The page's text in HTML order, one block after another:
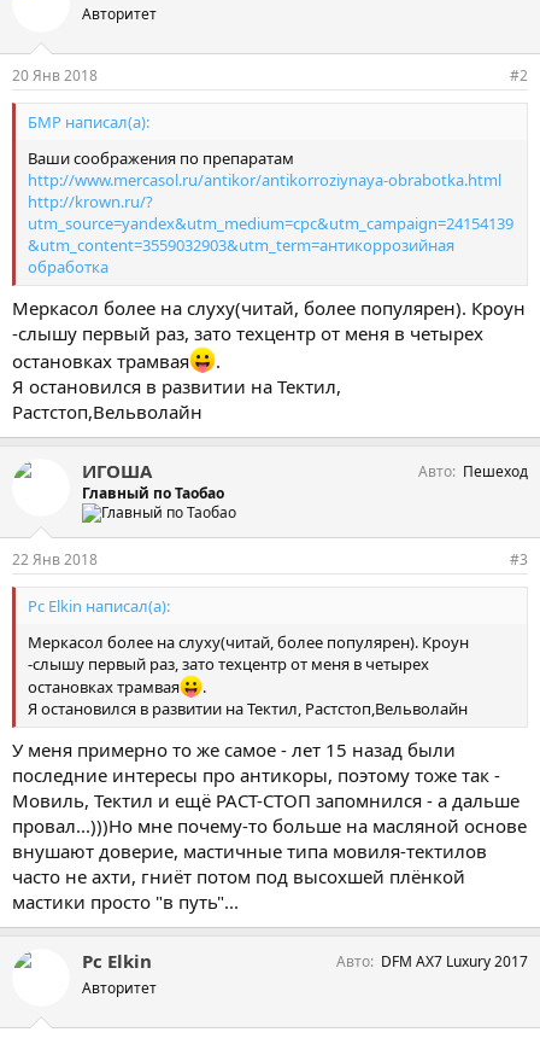
:
Авторитет
20 Янв 2018 #2
БМР написал(а):
Ваши соображения по препаратам
http://www.mercasol.ru/antikor/antikorroziynaya-obrabotka.html
http://krown.ru/?
utm_source=yandex&utm_medium=cpc&utm_campaign=24154139
&utm_content=3559032903&utm_term=антикоррозийная
обработка
Меркасол более на слуху(читай, более популярен). Кроун
-слышу первый раз, зато техцентр от меня в четырех
остановках трамвая
.
Я остановился в развитии на Тектил,
Растстоп,Вельволайн
ИГОША
Главный по Таобао
Авто Пешеход
22 Янв 2018 #3
Pc Elkin написал(а):
Меркасол более на слуху(читай, более популярен). Кроун
-слышу первый раз, зато техцентр от меня в четырех
остановках трамвая
.
Я остановился в развитии на Тектил, Растстоп,Вельволайн
У меня примерно то же самое - лет 15 назад были
последние интересы про антикоры, поэтому тоже так -
Мовиль, Тектил и ещё РАСТ-СТОП запомнился - а дальше
провал...)))Но мне почему-то больше на масляной основе
внушают доверие, мастичные типа мовиля-тектилов
часто не ахти, гниёт потом под высохшей плёнкой
мастики просто "в путь"...
Pc Elkin
Авторитет
Авто DFM AX7 Luxury 2017